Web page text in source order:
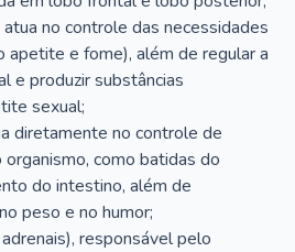
no controle das necessidades
apetite e fome), além de regular a
e produzir substâncias
sexual;
diretamente no controle de
como batidas do
do intestino, além de
peso e no humor;
responsável pelo